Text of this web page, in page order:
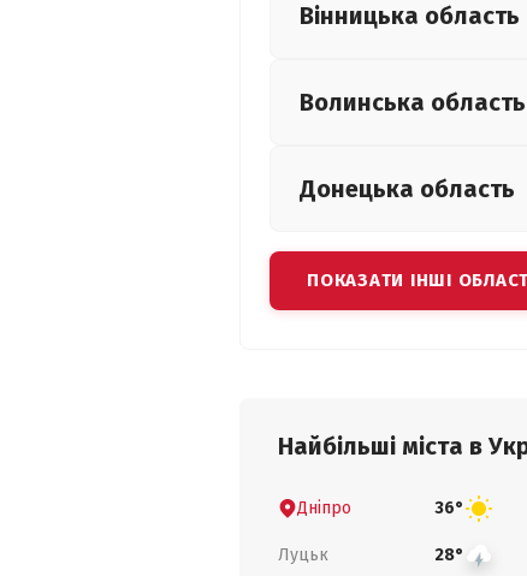
Вінницька область
Волинська область
Донецька область
ПОКАЗАТИ ІНШІ
Найбільші міста в
Дніпро 36°
Луцьк 28°